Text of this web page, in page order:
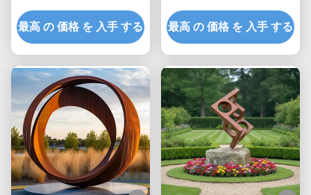
な金属像
最高 の 価格 を 入手 する
庭球
最高 の 価格 を 入手 する